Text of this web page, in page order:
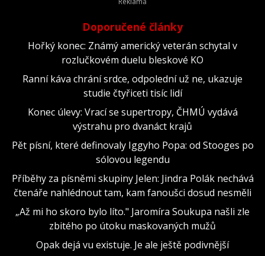
Doporučené články
Hořký konec: Známý americký veterán schytal v
rozlučkovém duelu bleskové KO
Ranní káva chrání srdce, odpolední už ne, ukazuje
studie čtyřiceti tisíc lidí
Konec úlevy: Vrací se supertropy, ČHMÚ vydává
výstrahu pro dvanáct krajů
Pět písní, které definovaly Iggyho Popa: od Stooges po
sólovou legendu
Příběhy za písněmi skupiny Jelen: Jindra Polák nechává
čtenáře nahlédnout tam, kam fanoušci dosud nesměli
„Až mi ho skoro bylo líto." Jaromíra Soukupa našli zle
zbitého po útoku maskovaných mužů
Opak dejá vu existuje. Je ale ještě podivnější